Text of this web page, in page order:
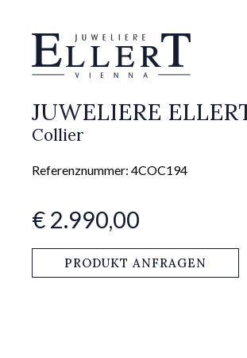
JUWELIERE
Collier
Referenznummer: 4COC194
€ 2.990,00
PRODUKT ANFRAGEN